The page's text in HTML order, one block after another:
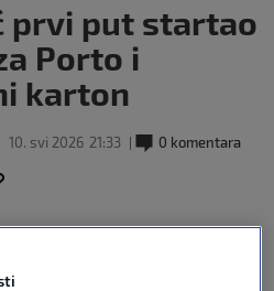
prvi put startao
Porto i
karton
10. svi 2026 21:33 0 komentara